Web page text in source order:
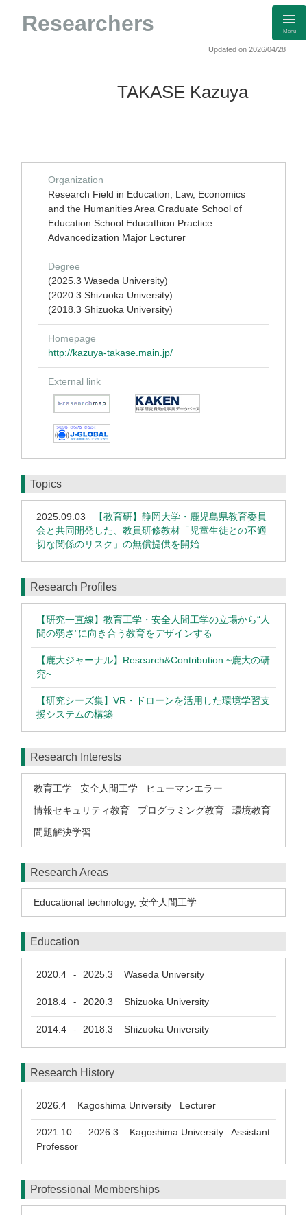
Researchers Menu
Updated on 2026/04/28
TAKASE Kazuya
Organization
Research Field in Education, Law, Economics
and the Humanities Area Graduate School of
Education School Educathion Practice
Advancedization Major Lecturer
Degree
(2025.3 Waseda University)
(2020.3 Shizuoka University)
(2018.3 Shizuoka University)
Homepage
http://kazuya-takase.main.jp/
External link
Topics
2025.09.03
【教育研】静岡大学・鹿児島県教育委員
会と共同開発した、教員研修教材「児童生徒との不適
切な関係のリスク」の無償提供を開始
Research Profiles
【研究一直線】教育工学・安全人間工学の立場から“人
間の弱さ”に向き合う教育をデザインする
【鹿大ジャーナル】Research&Contribution ~鹿大の研
究~
【研究シーズ集】VR・ドローンを活用した環境学習支
援システムの構築
Research Interests
教育工学 安全人間工学
ヒューマンエラー
情報セキュリティ教育
プログラミング教育
環境教育
問題解決学習
Research Areas
Educational technology, 安全人間工学
Education
2020.4 - 2025.3 Waseda University
2018.4 - 2020.3 Shizuoka University
2014.4 - 2018.3 Shizuoka University
Research History
2026.4 Kagoshima University Lecturer
2021.10 - 2026.3 Kagoshima University Assistant
Professor
Professional Memberships